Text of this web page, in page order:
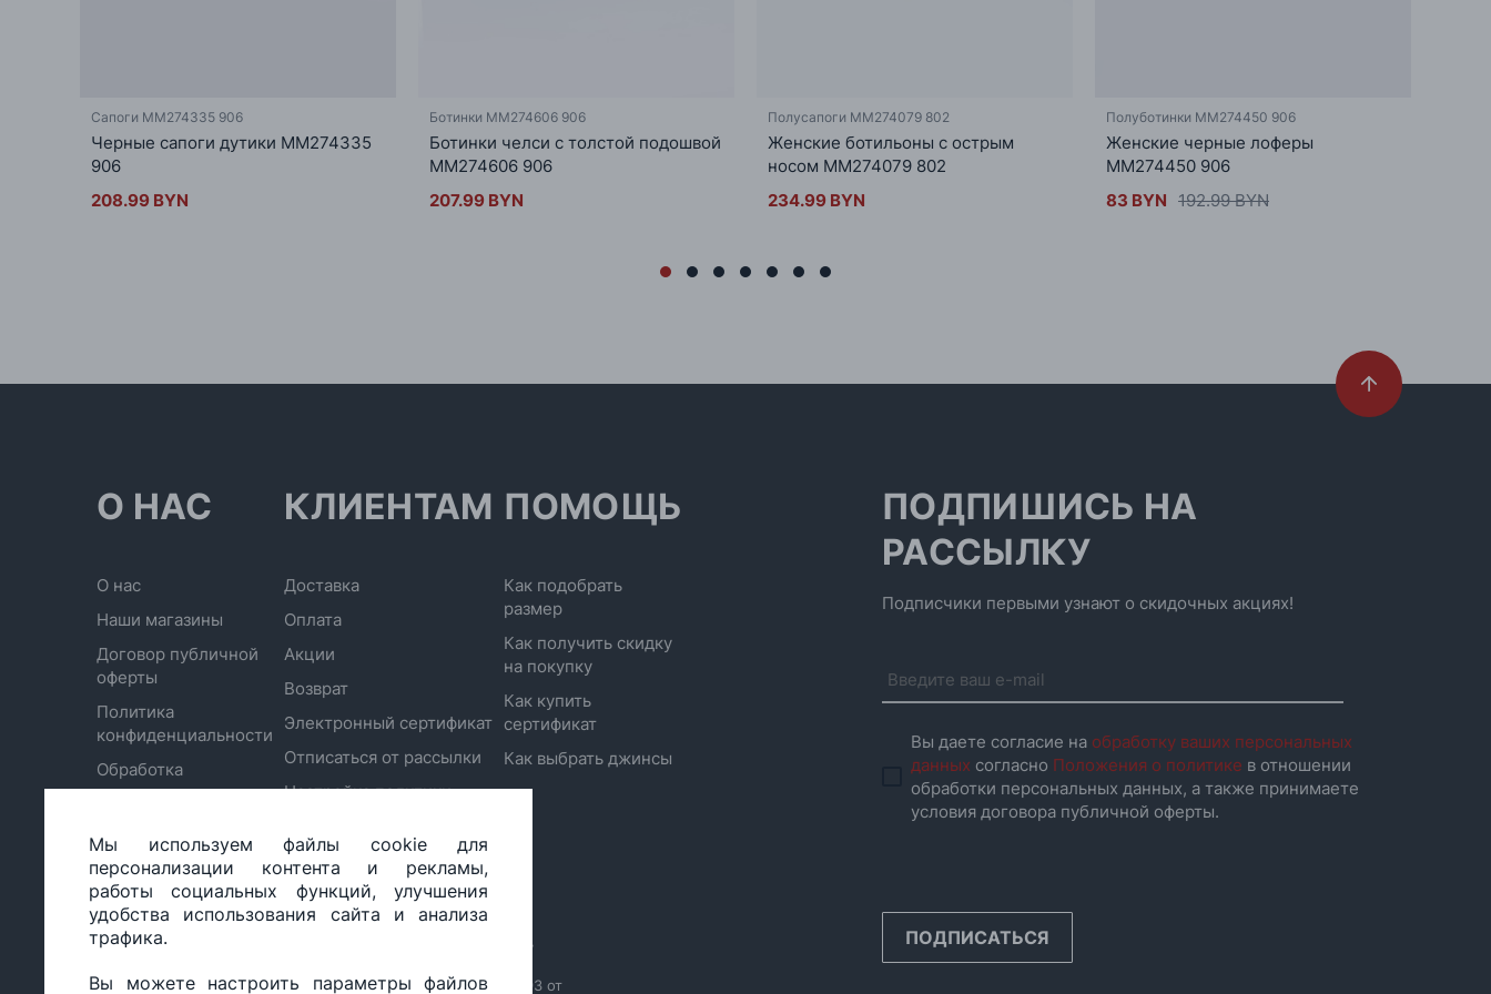
Сапоги MM274335 906
Черные сапоги дутики MM274335
906
208.99 BYN
Ботинки MM274606 906
Ботинки челси с толстой подошвой
MM274606 906
207.99 BYN
Полусапоги MM274079 802
Женские ботильоны с острым
носом MM274079 802
234.99 BYN
Полуботинки MM274450 906
Женские черные лоферы
MM274450 906
83 BYN 192.99 BYN
О НАС
О нас
Наши магазины
Договор публичной
оферты
Политика
конфиденциальности
Обработка
персональных
КЛИЕНТАМ
Доставка
Оплата
Акции
Возврат
Электронный сертификат
Отписаться от рассылки
Настройка политики
ПОМОЩЬ
Как подобрать
размер
Как получить скидку
на покупку
Как купить
сертификат
Как выбрать джинсы
ООО «БИГ СТАР», УНП 490986593
Юридический адрес: 220035, Республика Беларусь, г.Минск,
Свидетельство о государственной регистрации: №490986593 от
ПОДПИШИСЬ НА
РАССЫЛКУ
Подписчики первыми узнают о скидочных акциях!
Вы даете согласие на обработку ваших персональных
данных согласно Положения о политике в отношении
обработки персональных данных, а также принимаете
условия договора публичной оферты.
ПОДПИСАТЬСЯ
Мы используем файлы cookie для
персонализации контента и рекламы,
работы социальных функций, улучшения
удобства использования сайта и анализа
трафика.
Вы можете настроить параметры файлов